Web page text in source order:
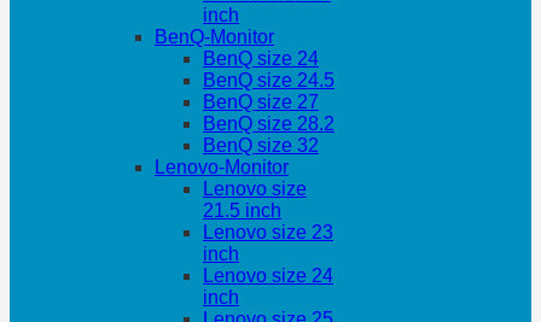
inch
BenQ-Monitor
BenQ size 24
BenQ size 24.5
BenQ size 27
BenQ size 28.2
BenQ size 32
Lenovo-Monitor
Lenovo size
21.5 inch
Lenovo size 23
inch
Lenovo size 24
inch